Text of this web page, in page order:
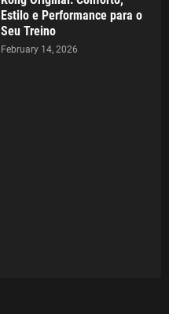
Estilo e Performance para o
Seu Treino
February 14, 2026